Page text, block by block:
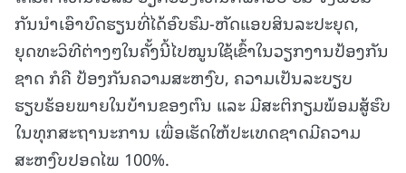
ກັນນໍາເອົາບົດຮຽນທີ່ໄດ້ອົບຮົມ-ຫັດແອບສິນລະປະຍຸດ,
ຍຸດທະວິທີຕ່າງໆໃນຄັ້ງນີ້ໄປໝູນໃຊ້ເຂົ້າໃນວຽກງານປ້ອງກັນ
ຊາດ ກໍຄື ປ້ອງກັນຄວາມສະຫງົບ, ຄວາມເປັນລະບຽບ
ຮຽບຮ້ອຍພາຍໃນບ້ານຂອງຕົນ ແລະ ມີສະຕິກຽມພ້ອມສູ້ຮົບ
ໃນທຸກສະຖານະການ ເພື່ອເຮັດໃຫ້ປະເທດຊາດມີຄວາມ
ສະຫງົບປອດໄພ 100%.